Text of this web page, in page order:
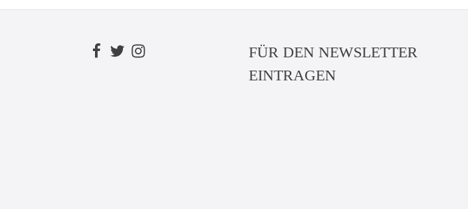
FÜR DEN NEWSLETTER
EINTRAGEN